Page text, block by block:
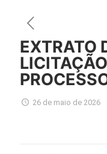
EXTRATO
26 de maio de 2026